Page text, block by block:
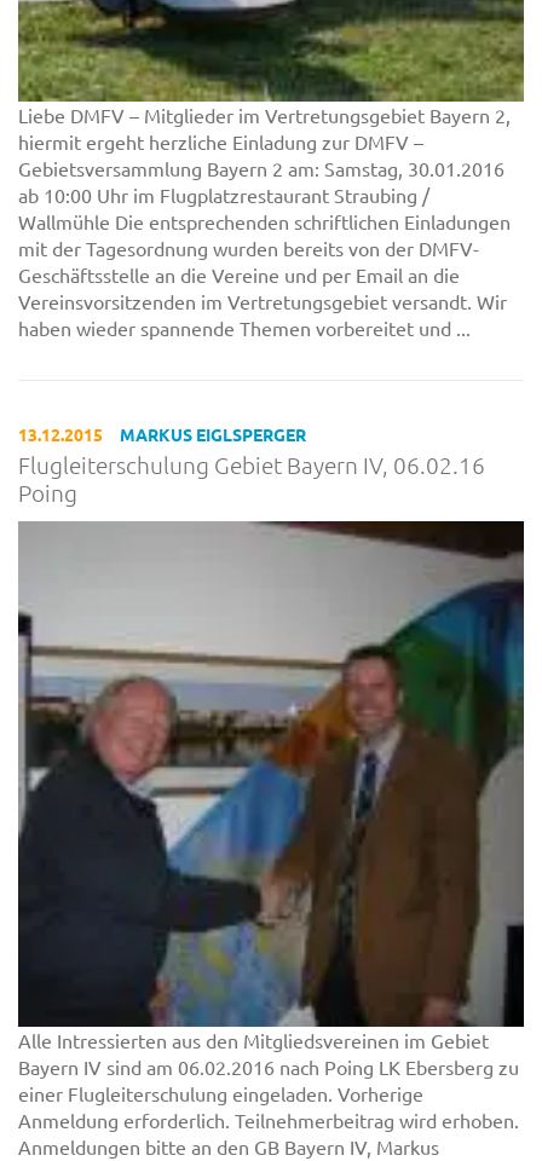
Liebe DMFV – Mitglieder im Vertretungsgebiet Bayern 2,
hiermit ergeht herzliche Einladung zur DMFV –
Gebietsversammlung Bayern 2 am: Samstag, 30.01.2016
ab 10:00 Uhr im Flugplatzrestaurant Straubing /
Wallmühle Die entsprechenden schriftlichen Einladungen
mit der Tagesordnung wurden bereits von der DMFV-
Geschäftsstelle an die Vereine und per Email an die
Vereinsvorsitzenden im Vertretungsgebiet versandt. Wir
haben wieder spannende Themen vorbereitet und ...
13.12.2015 MARKUS EIGLSPERGER
Flugleiterschulung Gebiet Bayern IV, 06.02.16
Poing
Alle Intressierten aus den Mitgliedsvereinen im Gebiet
Bayern IV sind am 06.02.2016 nach Poing LK Ebersberg zu
einer Flugleiterschulung eingeladen. Vorherige
Anmeldung erforderlich. Teilnehmerbeitrag wird erhoben.
Anmeldungen bitte an den GB Bayern IV, Markus